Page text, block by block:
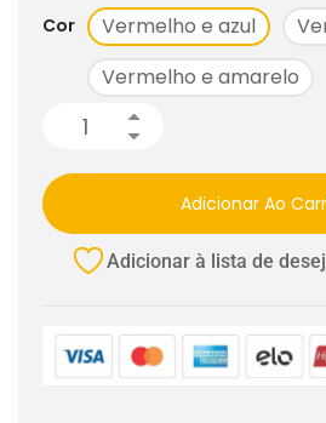
Cor Vermelho e azul
Vermelho e amarelo
Adicionar Ao
Adicionar à lista de